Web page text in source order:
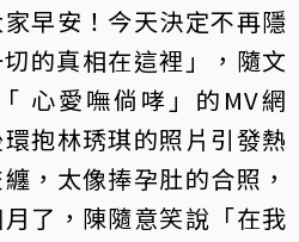
早安！今天決定不再隱
的真相在這裡」，隨文
心愛嘸倘哮」的MV網
抱林琇琪的照片引發熱
，太像捧孕肚的合照，
了，陳隨意笑說「在我